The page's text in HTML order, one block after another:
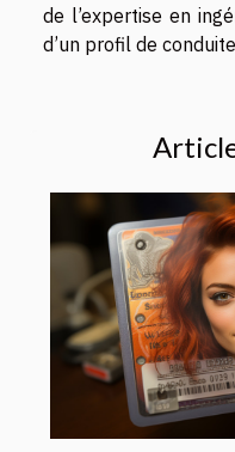
de l’expertise en
d’un profil de